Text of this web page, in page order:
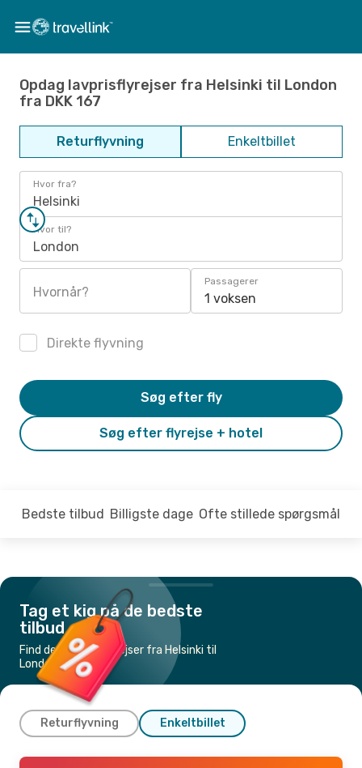
Opdag lavprisflyrejser fra Helsinki til London
fra DKK 167
Returflyvning Enkeltbillet
Hvor fra?
Helsinki
Hvor til?
London
Hvornår?
Passagerer
1 voksen
Direkte flyvning
Søg efter flyrejse + hotel
Søg efter fly
Bedste tilbud Billigste dage Ofte stillede spørgsmål
Tag et kig på de bedste
tilbud
Find de billigste flyrejser fra Helsinki til
London
Returflyvning Enkeltbillet